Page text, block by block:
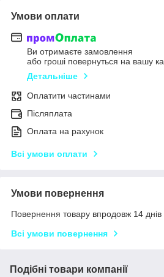
Умови оплати
Ви отримаєте замовлення
або гроші повернуться на вашу
Детальніше
Оплатити частинами
Післяплата
Оплата на рахунок
Всі умови оплати
Умови повернення
Повернення товару впродовж 14 днів
Всі умови повернення
Подібні товари компанії